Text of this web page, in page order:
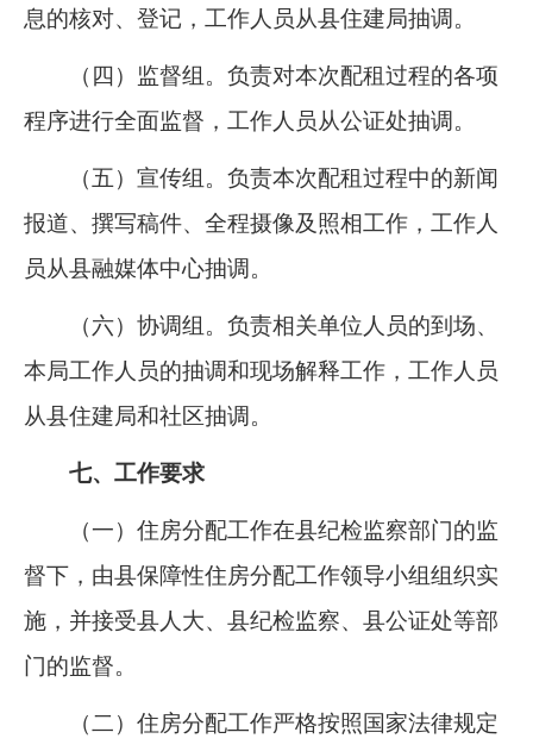
息的核对、登记， 工作人员从县住建局抽调。
（四）监督组。 负责对本次配租过程的各项
程序进行全面监督，工作人员从公证处抽调。
（五）宣传组。 负责本次配租过程中的新闻
报道、撰写稿件、全程摄像及照相工作，工作人
员从县融媒体中心抽调。
（六）协调组。 负责相关单位人员的到场、
本局工作人员的抽调和现场解释工作，工作人员
从县住建局和社区抽调。
七、工作要求
（一）住房分配工作在县纪检监察部门的监
督下，由县保障性住房分配工作领导小组组织实
施，并接受县人大、县纪检监察、县公证处等部
门的监督。
（二）住房分配工作严格按照国家法律规定